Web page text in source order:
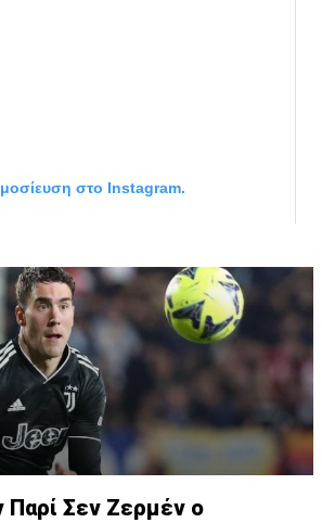
στο Instagram.
από το χρήστη サンフレッチェ
Παρί Σεν Ζερμέν ο